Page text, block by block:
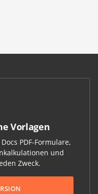
Vorlagen
PDF-Formulare,
und
Zweck.